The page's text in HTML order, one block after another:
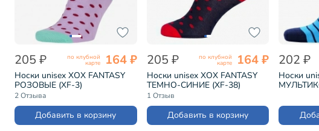
205 ₽ по клубной
карте 164 ₽
Носки unisex ХОХ FANTASY
РОЗОВЫЕ (XF-3)
2 Отзыва
Добавить в корзину
205 ₽ по клубной
карте 164 ₽
Носки unisex ХОХ FANTASY
ТЕМНО-СИНИЕ (XF-38)
1 Отзыв
Добавить в корзину
202 ₽
Носки